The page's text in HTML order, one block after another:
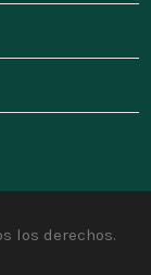
los derechos.